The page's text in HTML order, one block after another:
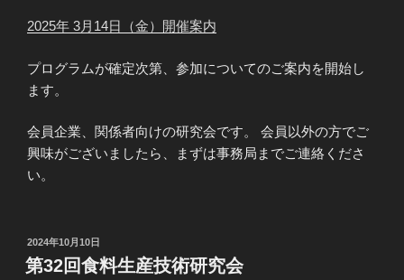
2025年 3月14日（金）開催案内
プログラムが確定次第、参加についてのご案内を開始し
ます。
会員企業、関係者向けの研究会です。 会員以外の方でご
興味がございましたら、まずは事務局までご連絡くださ
い。
投
稿
日:
2024年10月10日
第32回食料生産技術研究会